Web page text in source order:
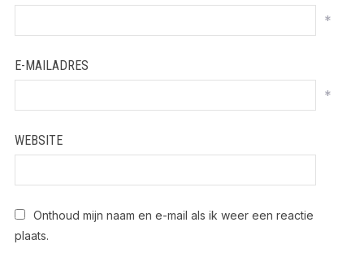
*
E-MAILADRES
*
WEBSITE
Onthoud mijn naam en e-mail als ik weer een reactie
plaats.